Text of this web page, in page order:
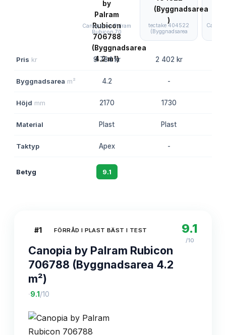
Canopia by Palram
Rubicon 70
tectake 404522
(Byggnadsarea
Pris kr 9 784 kr 2 402 kr
Byggnadsarea m² 4.2 -
Höjd mm 2170 1730
Material Plast Plast
Taktyp Apex -
Betyg 9.1
#1 FÖRRÅD I PLAST BÄST I TEST
Canopia by Palram Rubicon
706788 (Byggnadsarea 4.2
m²)
·9.1 /10
9.1
/10